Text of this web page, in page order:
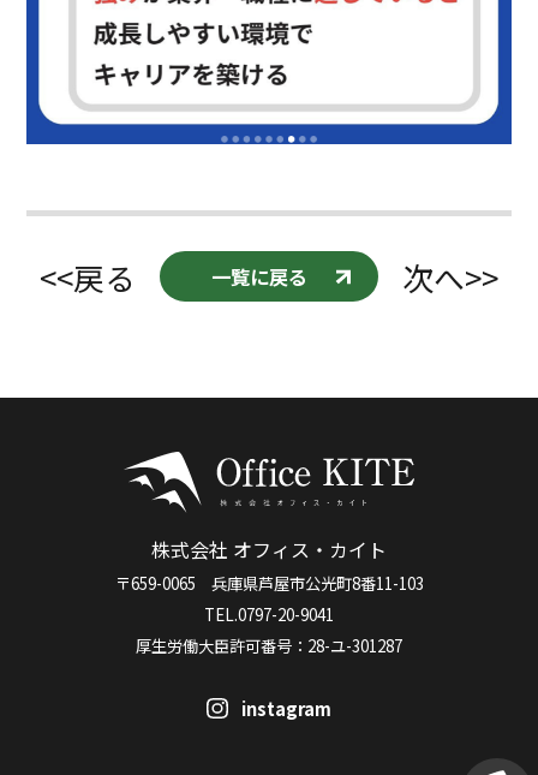
<<戻る 一覧に戻る 次へ>>
株式会社 オフィス・カイト
〒659-0065 兵庫県芦屋市公光町8番11-103
TEL.0797-20-9041
厚生労働大臣許可番号：28-ユ-301287
instagram